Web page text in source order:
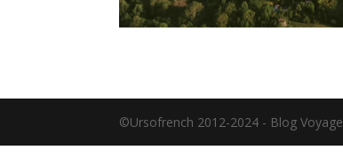
©Ursofrench 2012-2024 - Blog Voyage